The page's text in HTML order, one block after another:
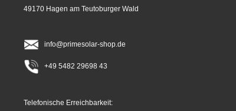
49170 Hagen am Teutoburger Wald
info@primesolar-shop.de
+49 5482 29698 43
Telefonische Erreichbarkeit: